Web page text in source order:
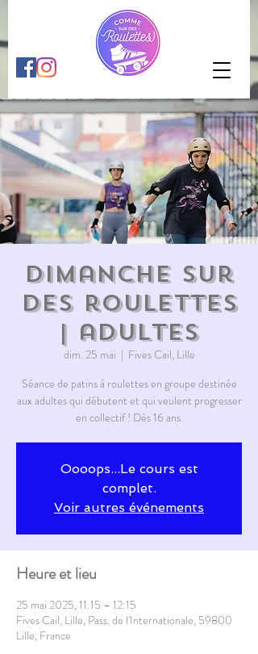
Dimanche sur
des roulettes
| adultes
dim. 25 mai
  |
Fives Cail, Lille
Séance de patins à roulettes en groupe destinée
aux adultes qui débutent et qui veulent progresser
en collectif ! Dès 16 ans.
Oooops...Le cours est
complet.
Voir autres événements
Heure et lieu
25 mai 2025, 11:15 – 12:15
Fives Cail, Lille, Pass. de l'Internationale, 59800
Lille, France